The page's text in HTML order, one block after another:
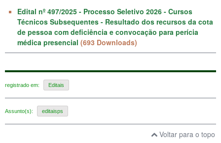
Edital nº 497/2025 - Processo Seletivo 2026 - Cursos
Técnicos Subsequentes - Resultado dos recursos da cota
de pessoa com deficiência e convocação para perícia
médica presencial (693 Downloads)
registrado em: Editais
Assunto(s): editaisps
Voltar para o topo